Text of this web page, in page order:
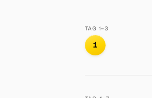
TAG 1–3
1